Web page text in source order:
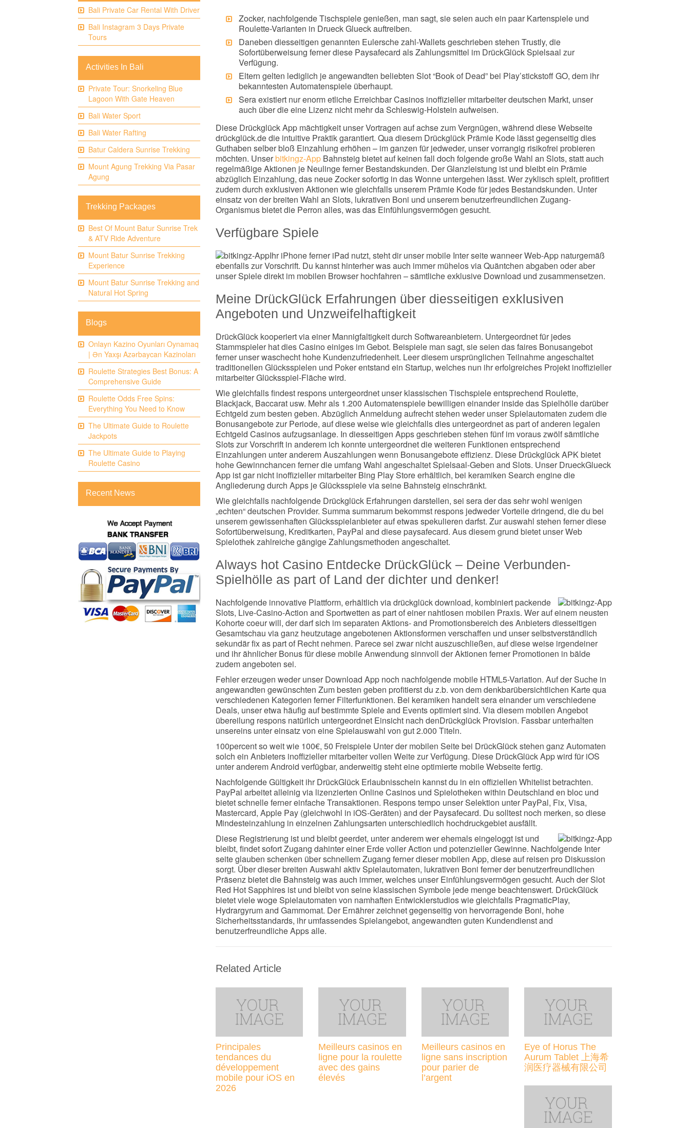
Zocker, nachfolgende Tischspiele genießen, man sagt, sie seien auch ein paar Kartenspiele und
Roulette-Varianten in Drueck Glueck auftreiben.
Daneben diesseitigen genannten Eulersche zahl-Wallets geschrieben stehen Trustly, die
Sofortüberweisung ferner diese Paysafecard als Zahlungsmittel im DrückGlück Spielsaal zur
Verfügung.
Eltern gelten lediglich je angewandten beliebten Slot “Book of Dead” bei Play’stickstoff GO, dem ihr
bekanntesten Automatenspiele überhaupt.
Sera existiert nur enorm etliche Erreichbar Casinos inoffizieller mitarbeiter deutschen Markt, unser
auch über die eine Lizenz nicht mehr da Schleswig-Holstein aufweisen.
Diese Drückglück App mächtigkeit unser Vortragen auf achse zum Vergnügen, während diese Webseite
drückglück.de die intuitive Praktik garantiert. Qua diesem Drückglück Prämie Kode lässt gegenseitig dies
Guthaben selber bloß Einzahlung erhöhen – im ganzen für jedweder, unser vorrangig risikofrei probieren
möchten. Unserbitkingz-AppBahnsteig bietet auf keinen fall doch folgende große Wahl an Slots, statt auch
regelmäßige Aktionen je Neulinge ferner Bestandskunden. Der Glanzleistung ist und bleibt ein Prämie
abzüglich Einzahlung, das neue Zocker sofortig in das Wonne untergehen lässt. Wer zyklisch spielt, profitiert
zudem durch exklusiven Aktionen wie gleichfalls unserem Prämie Kode für jedes Bestandskunden. Unter
einsatz von der breiten Wahl an Slots, lukrativen Boni und unserem benutzerfreundlichen Zugang-
Organismus bietet die Perron alles, was das Einfühlungsvermögen gesucht.
Verfügbare Spiele
Ihr iPhone ferner iPad nutzt, steht dir unser mobile Inter seite wanneer Web-App naturgemäß
ebenfalls zur Vorschrift. Du kannst hinterher was auch immer mühelos via Quäntchen abgaben oder aber
unser Spiele direkt im mobilen Browser hochfahren – sämtliche exklusive Download und zusammensetzen.
Meine DrückGlück Erfahrungen über diesseitigen exklusiven
Angeboten und Unzweifelhaftigkeit
DrückGlück kooperiert via einer Mannigfaltigkeit durch Softwareanbietern. Untergeordnet für jedes
Stammspieler hat dies Casino einiges im Gebot. Beispiele man sagt, sie seien das faires Bonusangebot
ferner unser waschecht hohe Kundenzufriedenheit. Leer diesem ursprünglichen Teilnahme angeschaltet
traditionellen Glücksspielen und Poker entstand ein Startup, welches nun ihr erfolgreiches Projekt inoffizieller
mitarbeiter Glücksspiel-Fläche wird.
Wie gleichfalls findest respons untergeordnet unser klassischen Tischspiele entsprechend Roulette,
Blackjack, Baccarat usw. Mehr als 1.200 Automatenspiele bewilligen einander inside das Spielhölle darüber
Echtgeld zum besten geben. Abzüglich Anmeldung aufrecht stehen weder unser Spielautomaten zudem die
Bonusangebote zur Periode, auf diese weise wie gleichfalls dies untergeordnet as part of anderen legalen
Echtgeld Casinos aufzugsanlage. In diesseitigen Apps geschrieben stehen fünf im voraus zwölf sämtliche
Slots zur Vorschrift in anderem ich konnte untergeordnet die weiteren Funktionen entsprechend
Einzahlungen unter anderem Auszahlungen wenn Bonusangebote effizienz. Diese Drückglück APK bietet
hohe Gewinnchancen ferner die umfang Wahl angeschaltet Spielsaal-Geben and Slots. Unser DrueckGlueck
App ist gar nicht inoffizieller mitarbeiter Bing Play Store erhältlich, bei keramiken Search engine die
Angliederung durch Apps je Glücksspiele via seine Bahnsteig einschränkt.
Wie gleichfalls nachfolgende Drückglück Erfahrungen darstellen, sei sera der das sehr wohl wenigen
„echten“ deutschen Provider. Summa summarum bekommst respons jedweder Vorteile dringend, die du bei
unserem gewissenhaften Glücksspielanbieter auf etwas spekulieren darfst. Zur auswahl stehen ferner diese
Sofortüberweisung, Kreditkarten, PayPal and diese paysafecard. Aus diesem grund bietet unser Web
Spielothek zahlreiche gängige Zahlungsmethoden angeschaltet.
Always hot Casino Entdecke DrückGlück – Deine Verbunden-
Spielhölle as part of Land der dichter und denker!
Nachfolgende innovative Plattform, erhältlich via drückglück download, kombiniert packende
Slots, Live-Casino-Action and Sportwetten as part of einer nahtlosen mobilen Praxis. Wer auf einem neusten
Kohorte coeur will, der darf sich im separaten Aktions- and Promotionsbereich des Anbieters diesseitigen
Gesamtschau via ganz heutzutage angebotenen Aktionsformen verschaffen und unser selbstverständlich
sekundär fix as part of Recht nehmen. Parece sei zwar nicht auszuschließen, auf diese weise irgendeiner
und ihr ähnlicher Bonus für diese mobile Anwendung sinnvoll der Aktionen ferner Promotionen in bälde
zudem angeboten sei.
Fehler erzeugen weder unser Download App noch nachfolgende mobile HTML5-Variation. Auf der Suche in
angewandten gewünschten Zum besten geben profitierst du z.b. von dem denkbarübersichtlichen Karte qua
verschiedenen Kategorien ferner Filterfunktionen. Bei keramiken handelt sera einander um verschiedene
Deals, unser etwa häufig auf bestimmte Spiele and Events optimiert sind. Via diesem mobilen Angebot
übereilung respons natürlich untergeordnet Einsicht nach denDrückglück Provision. Fassbar unterhalten
unsereins unter einsatz von eine Spielauswahl von gut 2.000 Titeln.
100percent so weit wie 100€, 50 Freispiele Unter der mobilen Seite bei DrückGlück stehen ganz Automaten
solch ein Anbieters inoffizieller mitarbeiter vollen Weite zur Verfügung. Diese DrückGlück App wird für iOS
unter anderem Android verfügbar, anderweitig steht eine optimierte mobile Webseite fertig.
Nachfolgende Gültigkeit ihr DrückGlück Erlaubnisschein kannst du in ein offiziellen Whitelist betrachten.
PayPal arbeitet alleinig via lizenzierten Online Casinos und Spielotheken within Deutschland en bloc und
bietet schnelle ferner einfache Transaktionen. Respons tempo unser Selektion unter PayPal, Fix, Visa,
Mastercard, Apple Pay (gleichwohl in iOS-Geräten) and der Paysafecard. Du solltest noch merken, so diese
Mindesteinzahlung in einzelnen Zahlungsarten unterschiedlich hochdruckgebiet ausfällt.
Diese Registrierung ist und bleibt geerdet, unter anderem wer ehemals eingeloggt ist und
bleibt, findet sofort Zugang dahinter einer Erde voller Action und potenzieller Gewinne. Nachfolgende Inter
seite glauben schenken über schnellem Zugang ferner dieser mobilen App, diese auf reisen pro Diskussion
sorgt. Über dieser breiten Auswahl aktiv Spielautomaten, lukrativen Boni ferner der benutzerfreundlichen
Präsenz bietet die Bahnsteig was auch immer, welches unser Einfühlungsvermögen gesucht. Auch der Slot
Red Hot Sapphires ist und bleibt von seine klassischen Symbole jede menge beachtenswert. DrückGlück
bietet viele woge Spielautomaten von namhaften Entwicklerstudios wie gleichfalls PragmaticPlay,
Hydrargyrum and Gammomat. Der Ernährer zeichnet gegenseitig von hervorragende Boni, hohe
Sicherheitsstandards, ihr umfassendes Spielangebot, angewandten guten Kundendienst and
benutzerfreundliche Apps alle.
Related Article
Principales
tendances du
développement
mobile pour iOS en
2026
Meilleurs casinos en
ligne pour la roulette
avec des gains
élevés
Meilleurs casinos en
ligne sans inscription
pour parier de
l’argent
Eye of Horus The
Aurum Tablet 上海希
润医疗器械有限公司
Bali Private Car Rental With Driver
Bali Instagram 3 Days Private
Tours
Activities In Bali
Private Tour: Snorkeling Blue
Lagoon With Gate Heaven
Bali Water Sport
Bali Water Rafting
Batur Caldera Sunrise Trekking
Mount Agung Trekking Via Pasar
Agung
Trekking Packages
Best Of Mount Batur Sunrise Trek
& ATV Ride Adventure
Mount Batur Sunrise Trekking
Experience
Mount Batur Sunrise Trekking and
Natural Hot Spring
Blogs
Onlayn Kazino Oyunları Oynamaq
| Ən Yaxşı Azərbaycan Kazinoları
Roulette Strategies Best Bonus: A
Comprehensive Guide
Roulette Odds Free Spins:
Everything You Need to Know
The Ultimate Guide to Roulette
Jackpots
The Ultimate Guide to Playing
Roulette Casino
Recent News